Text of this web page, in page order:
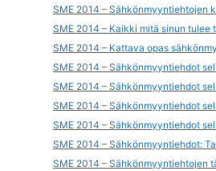
SME 2014 – Sähkönmyyntiehtojen
SME 2014 – Kaikki mitä sinun tulee
SME 2014 – Kattava opas
SME 2014 – Sähkönmyyntiehdot
SME 2014 – Sähkönmyyntiehdot
SME 2014 – Sähkönmyyntiehdot
SME 2014 – Sähkönmyyntiehdot
SME 2014 – Sähkönmyyntiehdot:
SME 2014 – Sähkönmyyntiehtojen